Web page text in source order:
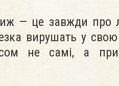
— це завжди про
вирушать у
не самі, а